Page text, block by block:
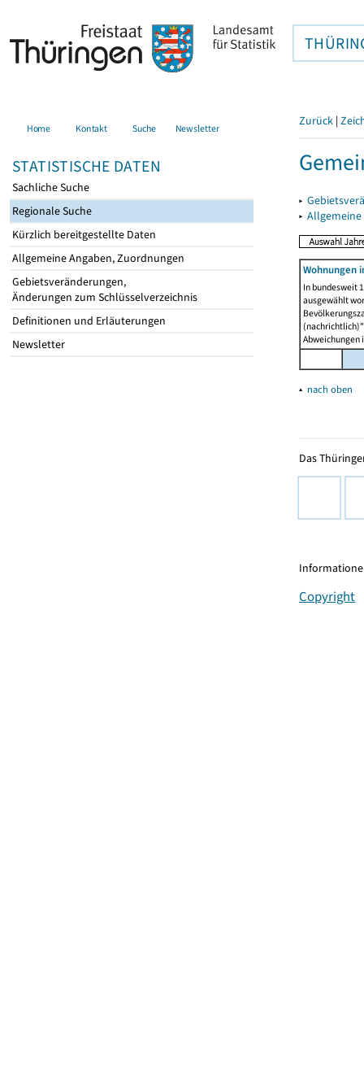
Home Kontakt Suche Newsletter
STATISTISCHE DATEN
Sachliche Suche
Regionale Suche
Kürzlich bereitgestellte Daten
Allgemeine Angaben, Zuordnungen
Gebietsveränderungen,
Änderungen zum Schlüsselverzeichnis
Definitionen und Erläuterungen
Newsletter
Zurück |
▸
▸
Wohnungen
In bundesweit
ausgewählt
Abweichungen
▴ nach oben
Das
Copyright